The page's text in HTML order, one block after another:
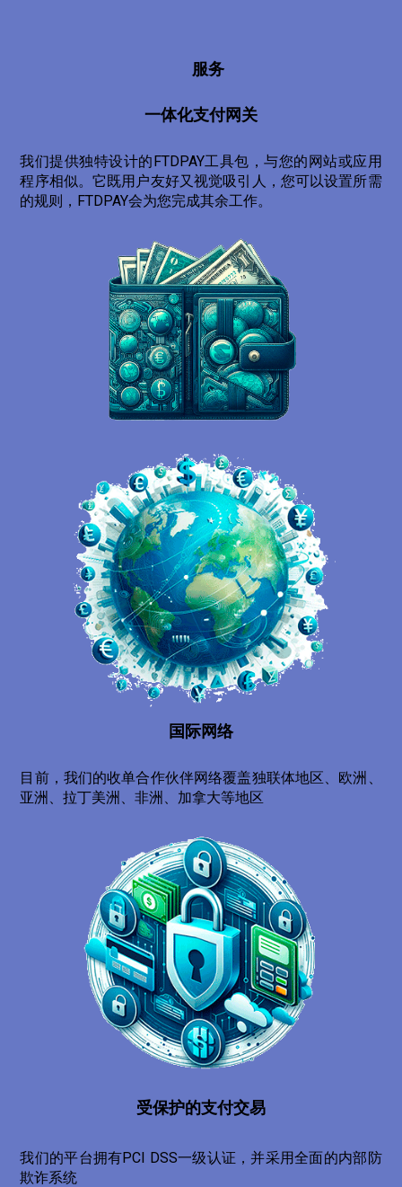
服务
一体化支付网关
我们提供独特设计的FTDPAY工具包，与您的网站或应用
程序相似。它既用户友好又视觉吸引人，您可以设置所需
的规则，FTDPAY会为您完成其余工作。
受保护的支付交易
我们的平台拥有PCI DSS一级认证，并采用全面的内部防
欺诈系统
国际网络
目前，我们的收单合作伙伴网络覆盖独联体地区、欧洲、
亚洲、拉丁美洲、非洲、加拿大等地区